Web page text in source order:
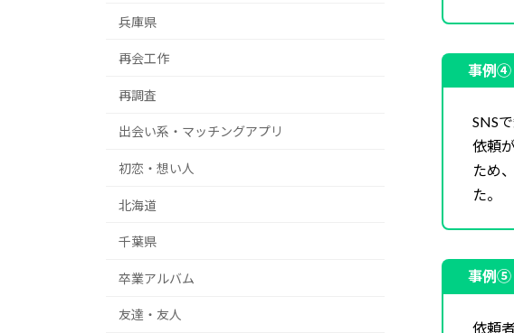
事例④
SNS
依頼
ため
た。
事例⑤
依頼
兵庫県
再会工作
再調査
出会い系・マッチングアプリ
初恋・想い人
北海道
千葉県
卒業アルバム
友達・友人